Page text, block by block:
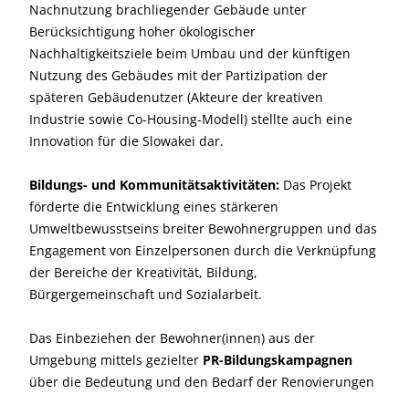
Nachnutzung brachliegender Gebäude unter
Berücksichtigung hoher ökologischer
Nachhaltigkeitsziele beim Umbau und der künftigen
Nutzung des Gebäudes mit der Partizipation der
späteren Gebäudenutzer (Akteure der kreativen
Industrie sowie Co-Housing-Modell) stellte auch eine
Innovation für die Slowakei dar.
Bildungs- und Kommunitätsaktivitäten: Das Projekt
förderte die Entwicklung eines stärkeren
Umweltbewusstseins breiter Bewohnergruppen und das
Engagement von Einzelpersonen durch die Verknüpfung
der Bereiche der Kreativität, Bildung,
Bürgergemeinschaft und Sozialarbeit.
Das Einbeziehen der Bewohner(innen) aus der
Umgebung mittels gezielter PR-Bildungskampagnen
über die Bedeutung und den Bedarf der Renovierungen